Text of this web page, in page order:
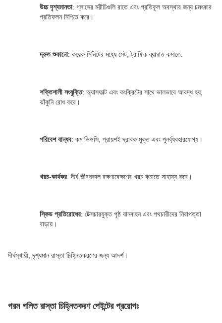
উচ্চ দৃশ্যমানতা: গ্লাসের মরীচিগুলি রাতে এবং প্রতিকূল অবস্থার জন্য চমৎকার
প্রতিফলন নিশ্চিত করে।
দ্রুত শুকানো: কয়েক মিনিটের মধ্যে সেট, ট্রাফিক ব্যাঘাত কমাতে.
শক্তিশালী সংযুক্তি: অ্যাসফাল্ট এবং কংক্রিটের সাথে ভালভাবে আবদ্ধ হয়,
ঝাঁকুনি রোধ করে।
পরিবেশ বান্ধব: কম ভিওসি, প্রায়শই দ্রাবক মুক্ত এবং পুনর্ব্যবহারযোগ্য।
খরচ-কার্যকর: দীর্ঘ জীবনকাল রক্ষণাবেক্ষণের খরচ কমাতে সাহায্য করে।
স্কিড প্রতিরোধের: টেক্সচারযুক্ত পৃষ্ঠ যানবাহন এবং পথচারীদের নিরাপত্তা
বাড়ায়।
দীর্ঘস্থায়ী, দৃশ্যমান রাস্তা চিহ্নিতকরণের জন্য আদর্শ।
গরম গলিত রাস্তা চিহ্নিতকরণ পেইন্টের প্রয়োগঃ